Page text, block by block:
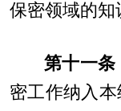
保密领域的知
第十一条
密工作纳入本